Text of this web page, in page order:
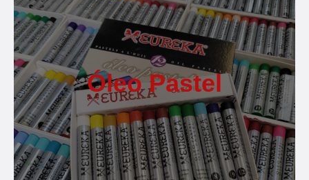
Óleo Pastel